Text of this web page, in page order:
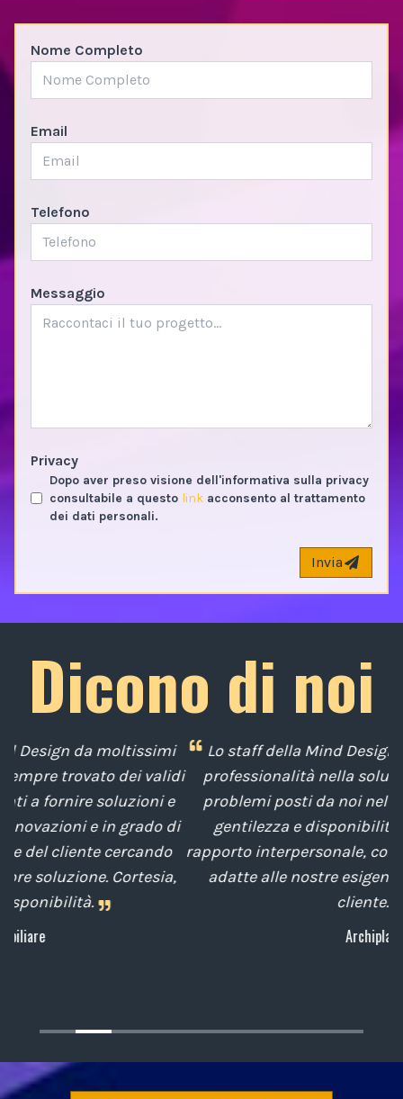
Nome Completo
Email
Telefono
Messaggio
Privacy
Dopo aver preso visione dell'informativa sulla privacy
consultabile a questo link acconsento al trattamento
dei dati personali.
Invia
Dicono di noi
Lo staff della Mind Design ci ha mostrato la sua
professionalità nella soluzione tempestiva dei
problemi posti da noi nel corso degli anni, con
gentilezza e disponibilità nella gestione del
rapporto interpersonale, con competenze tecniche
adatte alle nostre esigenze sempre attenti al